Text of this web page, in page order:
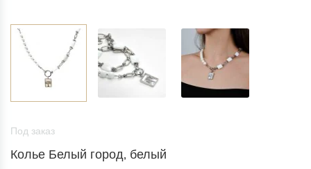
Под заказ
Колье Белый город, белый